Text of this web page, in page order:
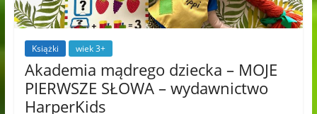
Książki wiek 3+
Akademia mądrego dziecka – MOJE
PIERWSZE SŁOWA – wydawnictwo
HarperKids